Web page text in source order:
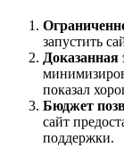
запустить
Доказанная
показал
Бюджет
сайт
поддержки.